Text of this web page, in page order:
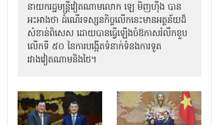
នាយករដ្ឋមន្ត្រីវៀតណាមលោក ឡេ មិញហ៊ឹង បាន
អះអាងថា ដំណើរទស្សនកិច្ចលើកនេះមានអត្ថន័យដ៏
សំខាន់ពិសេស ដោយបានធ្វើឡើងចំឱកាសរំលឹកខួប
លើកទី ៥០ នៃការបង្កើតទំនាក់ទំនងការទូត
រវាងវៀតណាមនិងថៃ។